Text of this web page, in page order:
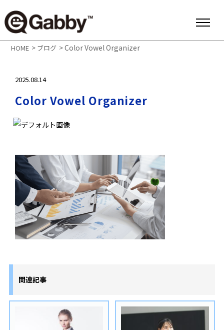
HOME > ブログ >Color Vowel Organizer
2025.08.14
Color Vowel Organizer
関連記事